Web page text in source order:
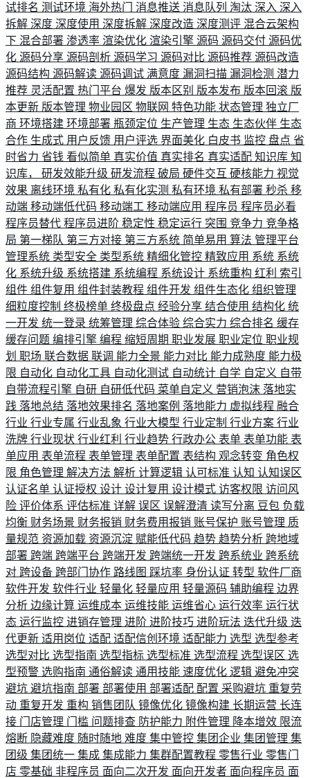
试排名 测试环境 海外热门 消息推送 消息队列 淘汰 深入 深入
拆解 深度 深度使用 深度拆解 深度改造 深度测评 混合云架构
下 混合部署 渗透率 渲染优化 渲染引擎 源码 源码交付 源码优
化 源码分享 源码剖析 源码学习 源码对比 源码推荐 源码改造
源码结构 源码解读 源码调试 满意度 漏洞扫描 漏洞检测 潜力
推荐 灵活配置 热门平台 爆发 版本区别 版本发布 版本回滚 版
本更新 版本管理 物业园区 物联网 特色功能 状态管理 独立厂
商 环境搭建 环境部署 瓶颈定位 生产管理 生态 生态伙伴 生态
合作 生成式 用户反馈 用户评选 界面美化 白皮书 监控 盘点 省
时省力 省钱 看似简单 真实价值 真实排名 真实适配 知识库 知
识库， 研发效能升级 研发流程 破局 硬件交互 硬核能力 视觉
效果 离线环境 私有化 私有化实测 私有环境 私有部署 秒杀 移
动端 移动端低代码 移动端工 移动端应用 程序员 程序员必看
程序员替代 程序员进阶 稳定性 稳定运行 突围 竞争力 竞争格
局 第一梯队 第三方对接 第三方系统 简单易用 算法 管理平台
管理系统 类型安全 类型系统 精细化管控 精致应用 系统 系统
化 系统升级 系统搭建 系统编程 系统设计 系统重构 红利 索引
组件 组件复用 组件封装教程 组件开发 组件生态化 组织管理
细粒度控制 终极榜单 终极盘点 经验分享 结合使用 结构化 统
一开发 统一登录 统筹管理 综合体验 综合实力 综合排名 缓存
缓存问题 编排引擎 编程 缩短周期 职业发展 职业定位 职业规
划 职场 联合数据 联调 能力全景 能力对比 能力成熟度 能力极
限 自动化 自动化工具 自动化测试 自动统计 自学 自定义 自带
自带流程引擎 自研 自研低代码 菜单自定义 营销泡沫 落地实
践 落地总结 落地效果排名 落地案例 落地能力 虚拟线程 融合
行业 行业专属 行业乱象 行业大模型 行业定制 行业方案 行业
洗牌 行业现状 行业红利 行业趋势 行政办公 表单 表单功能 表
单应用 表单流程 表单管理 表单配置 表结构 观念转变 角色权
限 角色管理 解决方法 解析 计算逻辑 认可标准 认知 认知误区
认证名单 认证授权 设计 设计复用 设计模式 访客权限 访问风
险 评价体系 评估标准 详解 误区 误解澄清 读写分离 豆包 负载
均衡 财务场景 财务报销 财务费用报销 账号保护 账号管理 质
量规范 资源加载 资源沉淀 赋能低代码 趋势 趋势分析 跨地域
部署 跨端 跨端平台 跨端开发 跨端统一开发 跨系统业 跨系统
对 跨设备 跨部门协作 路线图 踩坑率 身份认证 转型 软件厂商
软件开发 软件行业 轻量化 轻量应用 轻量源码 辅助编程 边界
分析 边缘计算 运维成本 运维技能 运维省心 运行效率 运行状
态 运行监控 进销存管理 进阶 进阶技巧 进阶玩法 迭代升级 迭
代更新 适用岗位 适配 适配信创环境 适配能力 选型 选型参考
选型对比 选型指南 选型指标 选型标准 选型流程 选型误区 选
型预警 选购指南 通俗解读 通用技能 速度优化 逻辑 避免冲突
避坑 避坑指南 部署 部署使用 部署适配 配置 采购避坑 重复劳
动 重复开发 重构 销售团队 镜像优化 镜像构建 长期运营 长连
接 门店管理 门槛 问题排查 防护能力 附件管理 降本增效 限流
熔断 隐藏难度 随时随地 难度 集中管控 集团企业 集团管理 集
团级 集团统一 集成 集成能力 集群配置教程 零售行业 零售门
店 零基础 非程序员 面向二次开发 面向开发者 面向程序员 面